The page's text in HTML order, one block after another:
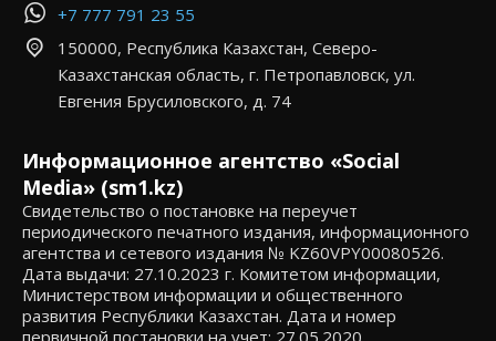
+7 777 791 23 55
150000, Республика Казахстан, Северо-
Казахстанская область, г. Петропавловск, ул.
Евгения Брусиловского, д. 74
Информационное агентство «Social
Media» (sm1.kz)
Свидетельство о постановке на переучет
периодического печатного издания, информационного
агентства и сетевого издания № KZ60VPY00080526.
Дата выдачи: 27.10.2023 г. Комитетом информации,
Министерством информации и общественного
развития Республики Казахстан. Дата и номер
первичной постановки на учет: 27.05.2020,